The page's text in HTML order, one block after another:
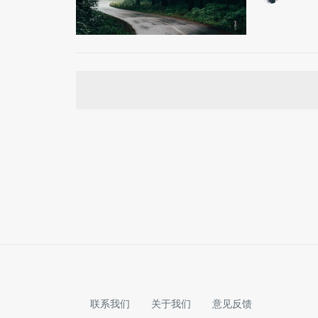
联系我们 关于我们 意见反馈